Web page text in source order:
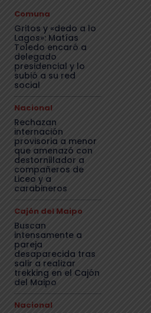
Comuna
Gritos y «dedo a lo
Lagos»: Matías
Toledo encaró a
delegado
presidencial y lo
subió a su red
social
Nacional
Rechazan
internación
provisoria a menor
que amenazó con
destornillador a
compañeros de
Liceo y a
carabineros
Cajón del Maipo
Buscan
intensamente a
pareja
desaparecida tras
salir a realizar
trekking en el Cajón
del Maipo
Nacional